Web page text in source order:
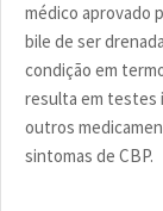
médico aprovado
bile de ser
condição em
resulta em testes
outros
sintomas de CBP.